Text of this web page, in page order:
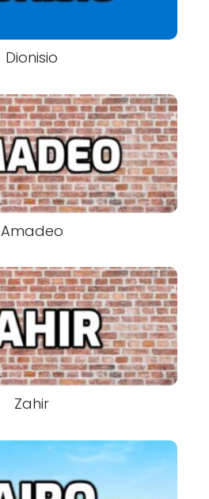
Dionisio
Amadeo
Zahir